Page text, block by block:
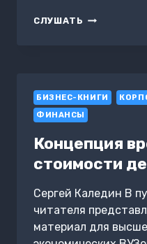
СЛУШАТЬ ДЕНЬГИ
БИЗНЕСА
БИЗНЕС-КНИГИ
ФИНАНСЫ
Концепция
стоимости
Сергей Каледин В
читателя
материал для